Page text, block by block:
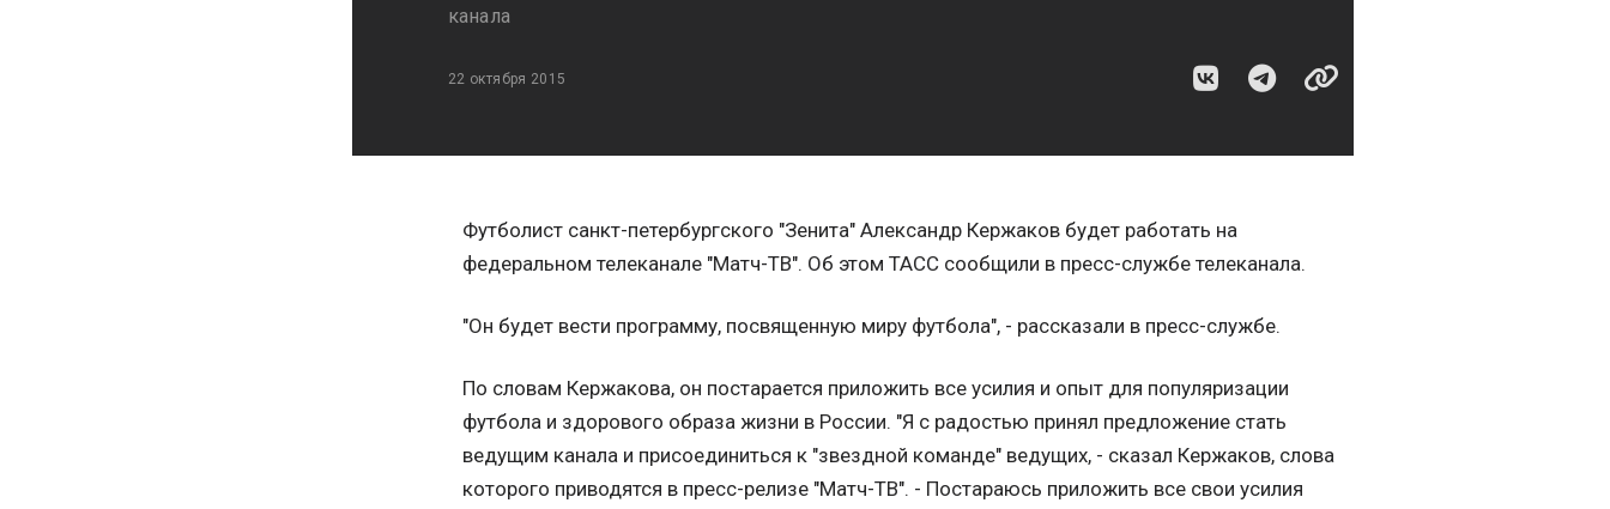
канала
22 октября 2015
Футболист санкт-петербургского "Зенита" Александр Кержаков будет работать на
федеральном телеканале "Матч-ТВ". Об этом ТАСС сообщили в пресс-службе телеканала.
"Он будет вести программу, посвященную миру футбола", - рассказали в пресс-службе.
По словам Кержакова, он постарается приложить все усилия и опыт для популяризации
футбола и здорового образа жизни в России. "Я с радостью принял предложение стать
ведущим канала и присоединиться к "звездной команде" ведущих, - сказал Кержаков, слова
которого приводятся в пресс-релизе "Матч-ТВ". - Постараюсь приложить все свои усилия